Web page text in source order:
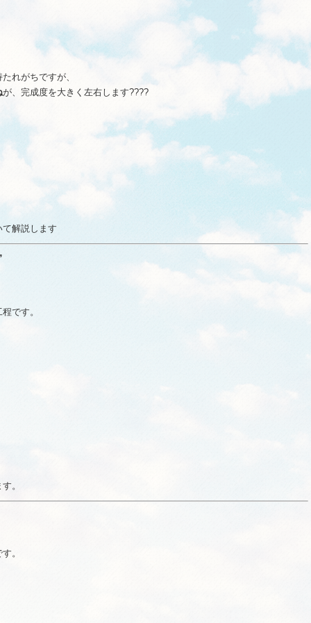
れがちですが、
が、完成度を大きく左右します????
て解説します
です。
。
。